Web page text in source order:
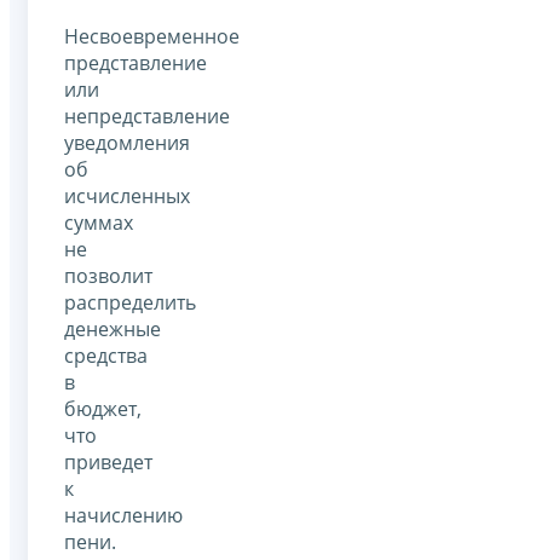
Несвоевременное
представление
или
непредставление
уведомления
об
исчисленных
суммах
не
позволит
распределить
денежные
средства
в
бюджет,
что
приведет
к
начислению
пени.